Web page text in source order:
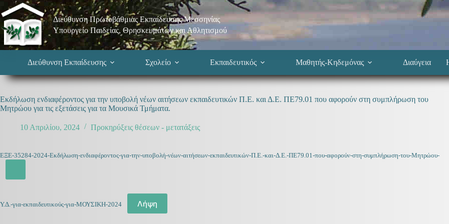
Μετάβαση
στο
περιεχόμενο
Διεύθυνση Πρωτοβάθμιας Εκπαίδευσης Μεσσηνίας
Υπουργείο Παιδείας, Θρησκευμάτων και Αθλητισμού
Διεύθυνση Εκπαίδευσης Σχολείο Εκπαιδευτικός Μαθητής-Κηδεμόνας Διαύγεια
Εκδήλωση ενδιαφέροντος για την υποβολή νέων αιτήσεων εκπαιδευτικών Π.Ε. και Δ.Ε. ΠΕ79.01 που αφορούν στη συμπλήρωση του
Μητρώου για τις εξετάσεις για τα Μουσικά Τμήματα.
10 Απριλίου, 2024 Προκηρύξεις θέσεων - μετατάξεις
ΕΞΕ-35284-2024-Εκδήλωση-ενδιαφέροντος-για-την-υποβολή-νέων-αιτήσεων-εκπαιδευτικών-Π.Ε.-και-Δ.Ε.-ΠΕ79.01-που-αφορούν-στη-συμπλήρωση-του-Μητρώου-
Υ.Δ.-για-εκπαιδευτικούς-για-ΜΟΥΣΙΚΗ-2024 Λήψη